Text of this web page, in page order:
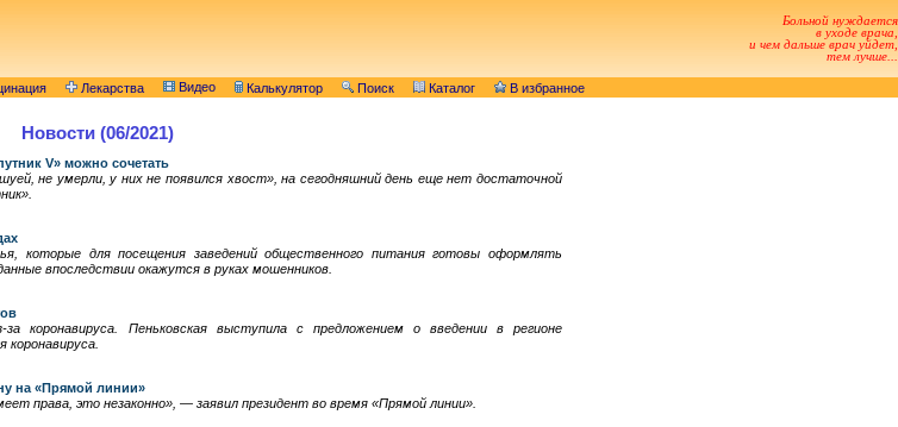
Больной нуждается
в уходе врача,
и чем дальше врач уйдет,
тем лучше...
Лекарства Видео Калькулятор Поиск Каталог В избранное
Новости (06/2021)
V» можно сочетать
не умерли, у них не появился хвост», на сегодняшний день еще нет достаточной
которые для посещения заведений общественного питания готовы оформлять
впоследствии окажутся в руках мошенников.
коронавируса. Пеньковская выступила с предложением о введении в регионе
коронавируса.
на «Прямой линии»
права, это незаконно», — заявил президент во время «Прямой линии».